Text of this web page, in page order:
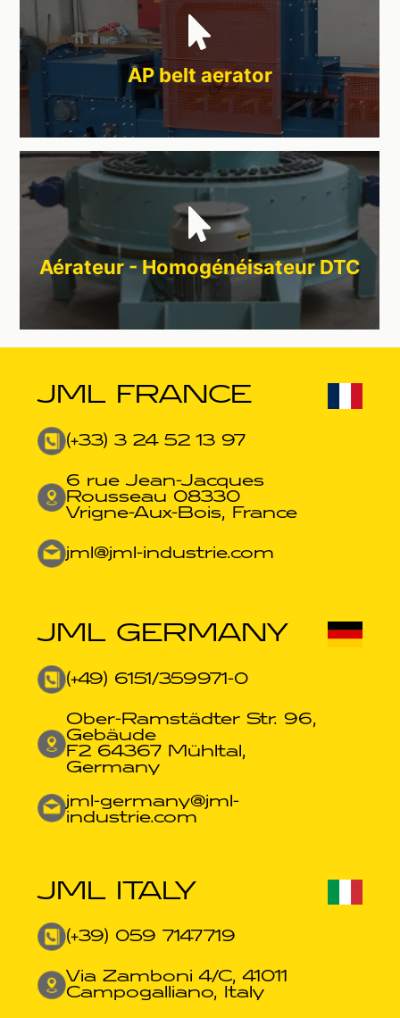
AP belt aerator
Aérateur - Homogénéisateur DTC
JML FRANCE
(+33) 3 24 52 13 97
6 rue Jean-Jacques
Rousseau 08330
Vrigne-Aux-Bois, France
jml@jml-industrie.com
JML GERMANY
(+49) 6151/359971-0​
Ober-Ramstädter Str. 96,
Gebäude
F2 64367 Mühltal,
Germany
jml-germany@jml-
industrie.com​
JML ITALY
(+39) 059 7147719
Via Zamboni 4/C, 41011
Campogalliano, Italy